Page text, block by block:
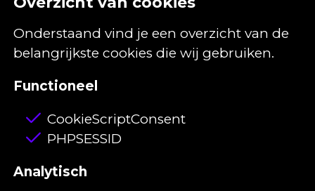
Onderstaand vind je een overzicht van de
belangrijkste cookies die wij gebruiken.
Functioneel
CookieScriptConsent
PHPSESSID
Analytisch